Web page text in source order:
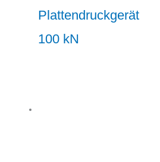
Plattendruckgerät
100 kN